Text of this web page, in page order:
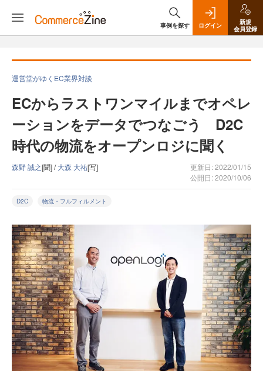
事例を探す ログイン
新規
会員登録
運営堂がゆくEC業界対談
ECからラストワンマイルまでオペレ
ーションをデータでつなごう D2C
時代の物流をオープンロジに聞く
森野 誠之[聞] /大森 大祐[写]
更新日: 2022/01/15
公開日: 2020/10/06
D2C 物流・フルフィルメント